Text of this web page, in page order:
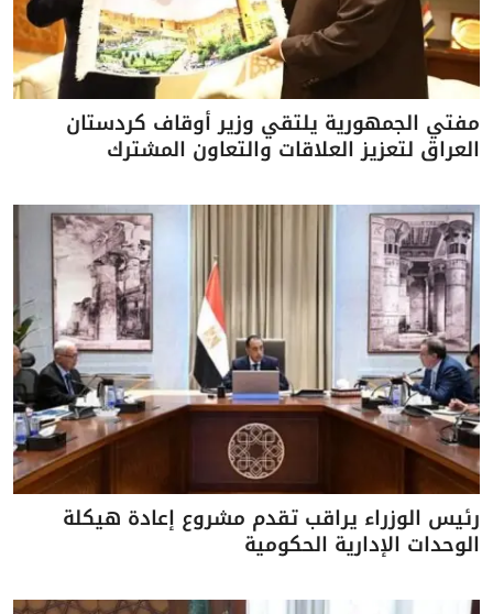
مفتي الجمهورية يلتقي وزير أوقاف كردستان
العراق لتعزيز العلاقات والتعاون المشترك
رئيس الوزراء يراقب تقدم مشروع إعادة هيكلة
الوحدات الإدارية الحكومية